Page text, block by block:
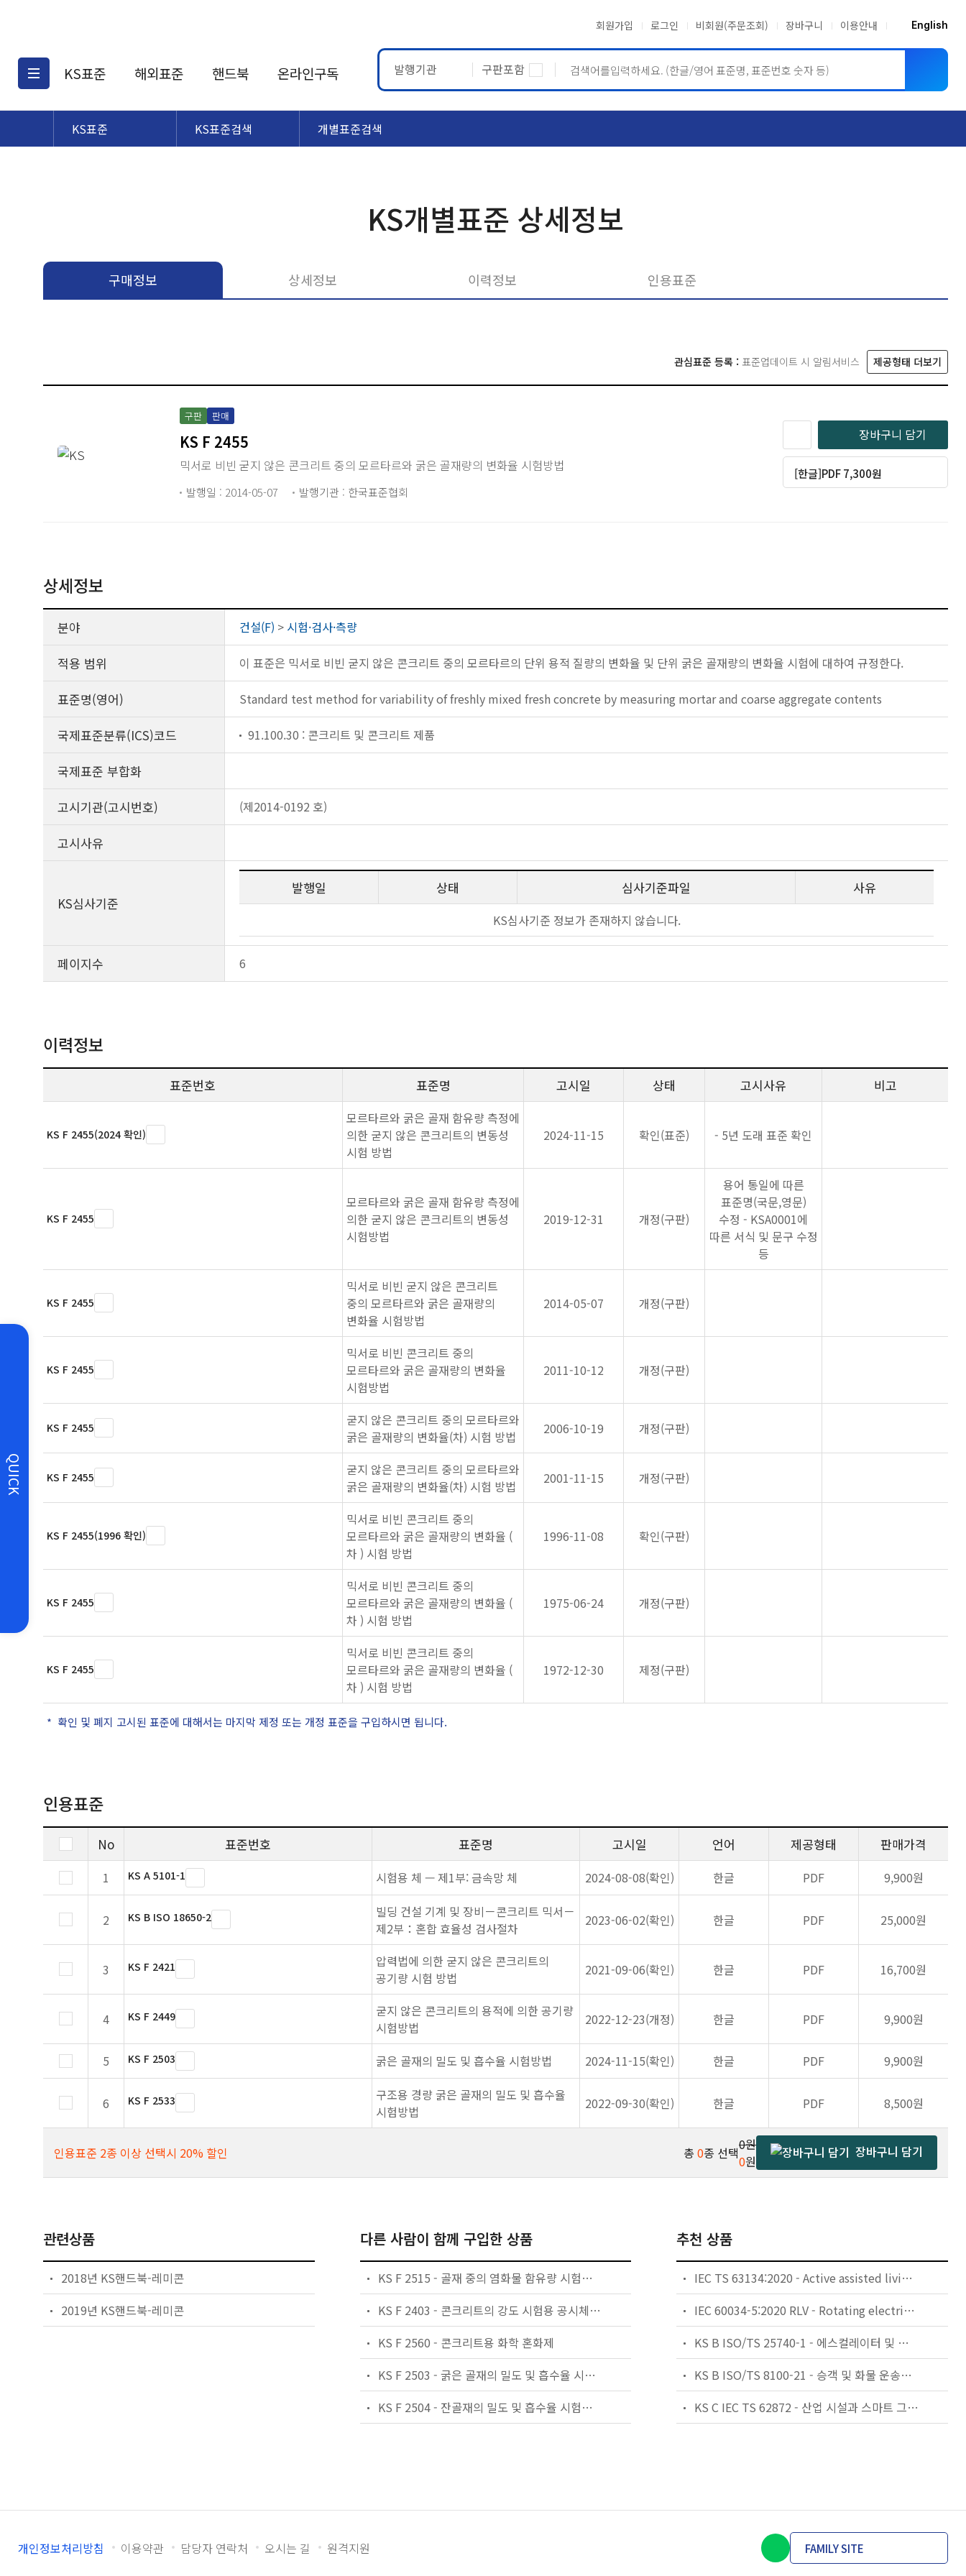
회원가입 로그인 비회원(주문조회) 장바구니 이용안내 English
KS표준
KS표준검색
해외표준
해외표준검색
핸드북 온라인구독 발행기관 구판포함
QUICK
KS표준 KS표준검색 개별표준검색
KS개별표준 상세정보
구매정보 상세정보 이력정보 인용표준
관심표준 등록 : 표준업데이트 시 알림서비스 제공형태 더보기
구판 판매
KS F 2455
믹서로 비빈 굳지 않은 콘크리트 중의 모르타르와 굵은 골재량의 변화율 시험방법
발행일 : 2014-05-07 발행기관 : 한국표준협회
장바구니 담기
[한글]PDF 7,300원
상세정보
분야 건설(F) > 시험·검사·측량
적용 범위 이 표준은 믹서로 비빈 굳지 않은 콘크리트 중의 모르타르의 단위 용적 질량의 변화율 및 단위 굵은 골재량의 변화율 시험에 대하여 규정한다.
표준명(영어) Standard test method for variability of freshly mixed fresh concrete by measuring mortar and coarse aggregate contents
국제표준분류(ICS)코드 91.100.30 : 콘크리트 및 콘크리트 제품
국제표준 부합화
고시기관(고시번호)
(제2014-0192 호)
고시사유
KS심사기준
발행일 상태 심사기준파일 사유
KS심사기준 정보가 존재하지 않습니다.
페이지수 6
이력정보
표준번호 표준명 고시일 상태 고시사유 비고
KS F 2455(2024 확인)
모르타르와 굵은 골재 함유량 측정에
의한 굳지 않은 콘크리트의 변동성
시험 방법
2024-11-15 확인(표준) - 5년 도래 표준 확인
KS F 2455
모르타르와 굵은 골재 함유량 측정에
의한 굳지 않은 콘크리트의 변동성
시험방법
2019-12-31 개정(구판)
용어 통일에 따른
표준명(국문,영문)
수정 - KSA0001에
따른 서식 및 문구 수정
등
KS F 2455
믹서로 비빈 굳지 않은 콘크리트
중의 모르타르와 굵은 골재량의
변화율 시험방법
2014-05-07 개정(구판)
KS F 2455
믹서로 비빈 콘크리트 중의
모르타르와 굵은 골재량의 변화율
시험방법
2011-10-12 개정(구판)
KS F 2455
굳지 않은 콘크리트 중의 모르타르와
굵은 골재량의 변화율(차) 시험 방법
2006-10-19 개정(구판)
KS F 2455
굳지 않은 콘크리트 중의 모르타르와
굵은 골재량의 변화율(차) 시험 방법
2001-11-15 개정(구판)
KS F 2455(1996 확인)
믹서로 비빈 콘크리트 중의
모르타르와 굵은 골재량의 변화율 (
차 ) 시험 방법
1996-11-08 확인(구판)
KS F 2455
믹서로 비빈 콘크리트 중의
모르타르와 굵은 골재량의 변화율 (
차 ) 시험 방법
1975-06-24 개정(구판)
KS F 2455
믹서로 비빈 콘크리트 중의
모르타르와 굵은 골재량의 변화율 (
차 ) 시험 방법
1972-12-30 제정(구판)
확인 및 폐지 고시된 표준에 대해서는 마지막 제정 또는 개정 표준을 구입하시면 됩니다.
인용표준
No 표준번호 표준명 고시일 언어 제공형태 판매가격
1 KS A 5101-1 시험용 체 — 제1부: 금속망 체 2024-08-08(확인) 한글 PDF 9,900원
2 KS B ISO 18650-2
빌딩 건설 기계 및 장비－콘크리트 믹서－
제2부：혼합 효율성 검사절차
2023-06-02(확인) 한글 PDF 25,000원
3 KS F 2421
압력법에 의한 굳지 않은 콘크리트의
공기량 시험 방법
2021-09-06(확인) 한글 PDF 16,700원
4 KS F 2449
굳지 않은 콘크리트의 용적에 의한 공기량
시험방법
2022-12-23(개정) 한글 PDF 9,900원
5 KS F 2503 굵은 골재의 밀도 및 흡수율 시험방법 2024-11-15(확인) 한글 PDF 9,900원
6 KS F 2533
구조용 경량 굵은 골재의 밀도 및 흡수율
시험방법
2022-09-30(확인) 한글 PDF 8,500원
인용표준 2종 이상 선택시 20% 할인 총 0종 선택0원
0원
장바구니 담기
관련상품
2018년 KS핸드북-레미콘
2019년 KS핸드북-레미콘
다른 사람이 함께 구입한 상품
KS F 2515 - 골재 중의 염화물 함유량 시험방법
KS F 2403 - 콘크리트의 강도 시험용 공시체 제작 방법
KS F 2560 - 콘크리트용 화학 혼화제
KS F 2503 - 굵은 골재의 밀도 및 흡수율 시험방법
KS F 2504 - 잔골재의 밀도 및 흡수율 시험방법
추천 상품
IEC TS 63134:2020 - Active assisted living (AAL) use cases
IEC 60034-5:2020 RLV - Rotating electrical machines - Part 5: Degrees of protection provided by the integral design of rotating electrical machines (IP code) - Classification
KS B ISO/TS 25740-1 - 에스컬레이터 및 무빙워크에 대한 안전요건 — 제1부: 세계공통 필수 안전요건(GESRs)
KS B ISO/TS 8100-21 - 승객 및 화물 운송용 엘리베이터 —제21부: 세계공통 필수안전요건(GESRs)을 충족하는 세계공통 안전 파라미터(GSPs)
KS C IEC TS 62872 - 산업 시설과 스마트 그리드 사이의 산업 공정 측정, 제어 및 자동화 시스템 인터페이스
개인정보처리방침 이용약관 담당자 연락처 오시는 길 원격지원 FAMILY SITE